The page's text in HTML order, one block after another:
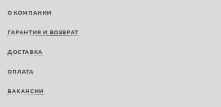
О КОМПАНИИ
ГАРАНТИЯ И ВОЗВРАТ
ДОСТАВКА
ОПЛАТА
ВАКАНСИИ